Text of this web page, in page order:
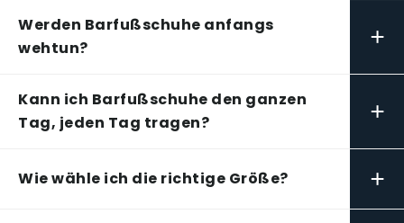
Werden Barfußschuhe anfangs
wehtun?
+
Kann ich Barfußschuhe den ganzen
Tag, jeden Tag tragen?
+
Wie wähle ich die richtige Größe? +